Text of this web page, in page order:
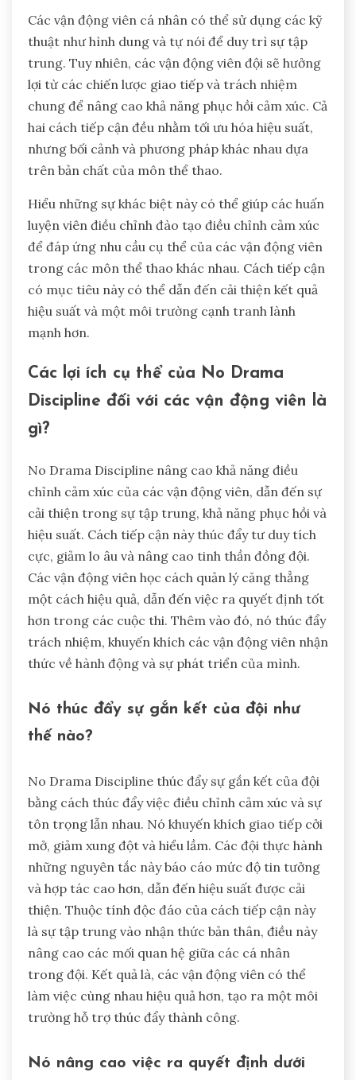
Các vận động viên cá nhân có thể sử dụng các kỹ
thuật như hình dung và tự nói để duy trì sự tập
trung. Tuy nhiên, các vận động viên đội sẽ hưởng
lợi từ các chiến lược giao tiếp và trách nhiệm
chung để nâng cao khả năng phục hồi cảm xúc. Cả
hai cách tiếp cận đều nhằm tối ưu hóa hiệu suất,
nhưng bối cảnh và phương pháp khác nhau dựa
trên bản chất của môn thể thao.
Hiểu những sự khác biệt này có thể giúp các huấn
luyện viên điều chỉnh đào tạo điều chỉnh cảm xúc
để đáp ứng nhu cầu cụ thể của các vận động viên
trong các môn thể thao khác nhau. Cách tiếp cận
có mục tiêu này có thể dẫn đến cải thiện kết quả
hiệu suất và một môi trường cạnh tranh lành
mạnh hơn.
Các lợi ích cụ thể của No Drama
Discipline đối với các vận động viên là
gì?
No Drama Discipline nâng cao khả năng điều
chỉnh cảm xúc của các vận động viên, dẫn đến sự
cải thiện trong sự tập trung, khả năng phục hồi và
hiệu suất. Cách tiếp cận này thúc đẩy tư duy tích
cực, giảm lo âu và nâng cao tinh thần đồng đội.
Các vận động viên học cách quản lý căng thẳng
một cách hiệu quả, dẫn đến việc ra quyết định tốt
hơn trong các cuộc thi. Thêm vào đó, nó thúc đẩy
trách nhiệm, khuyến khích các vận động viên nhận
thức về hành động và sự phát triển của mình.
Nó thúc đẩy sự gắn kết của đội như
thế nào?
No Drama Discipline thúc đẩy sự gắn kết của đội
bằng cách thúc đẩy việc điều chỉnh cảm xúc và sự
tôn trọng lẫn nhau. Nó khuyến khích giao tiếp cởi
mở, giảm xung đột và hiểu lầm. Các đội thực hành
những nguyên tắc này báo cáo mức độ tin tưởng
và hợp tác cao hơn, dẫn đến hiệu suất được cải
thiện. Thuộc tính độc đáo của cách tiếp cận này
là sự tập trung vào nhận thức bản thân, điều này
nâng cao các mối quan hệ giữa các cá nhân
trong đội. Kết quả là, các vận động viên có thể
làm việc cùng nhau hiệu quả hơn, tạo ra một môi
trường hỗ trợ thúc đẩy thành công.
Nó nâng cao việc ra quyết định dưới